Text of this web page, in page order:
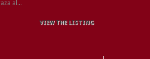
al...
VIEW THE LISTING